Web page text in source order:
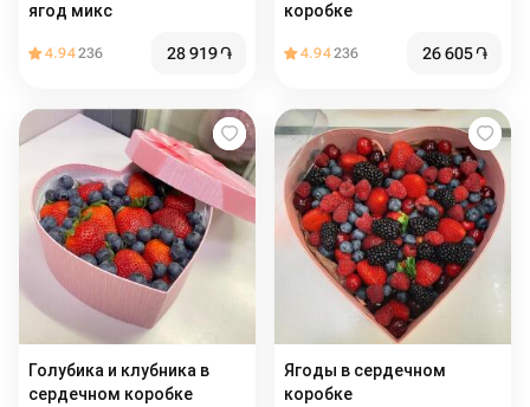
ягод микс
4.94236 28 919֏
коробке
4.94236 26 605֏
Голубика и клубника в
сердечном коробке
Ягоды в сердечном
коробке